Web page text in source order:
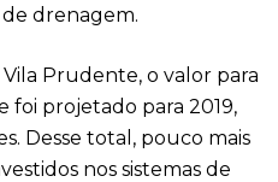
drenagem.
Prudente, o valor para
foi projetado para 2019,
Desse total, pouco mais
nos sistemas de